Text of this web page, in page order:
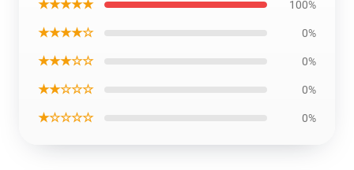
★★★★★ 100%
★★★★☆ 0%
★★★☆☆ 0%
★★☆☆☆ 0%
★☆☆☆☆ 0%